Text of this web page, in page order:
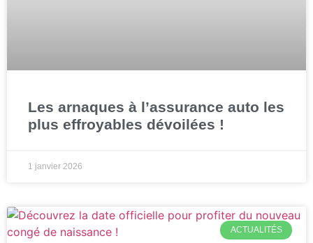
Les arnaques à l’assurance auto les
plus effroyables dévoilées !
1 janvier 2026
ACTUALITÉS